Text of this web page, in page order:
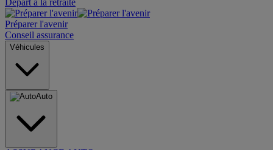
Départ à la retraite
Préparer l'avenir
Conseil assurance
Véhicules
Auto